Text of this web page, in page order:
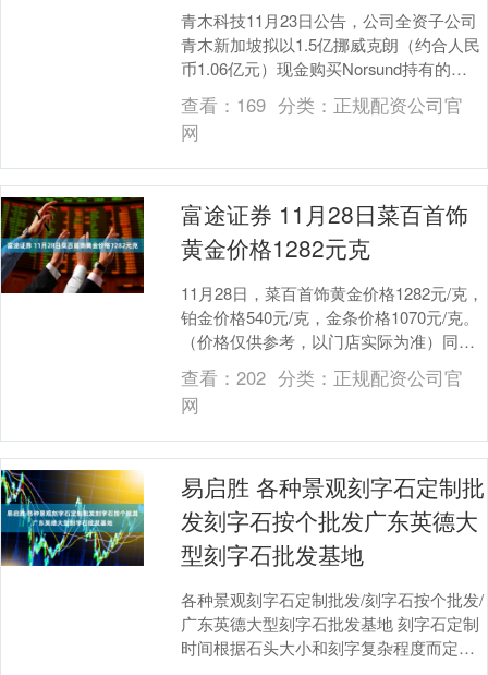
青木科技11月23日公告，公司全资子公司
青木新加坡拟以1.5亿挪威克朗（约合人民
币1.06亿元）现金购买Norsund持有的
Vitalis 49.0662%的股....
查看： 169 分类： 正规配资公司官
网
富途证券 11月28日菜百首饰
黄金价格1282元克
11月28日，菜百首饰黄金价格1282元/克，
铂金价格540元/克，金条价格1070元/克。
（价格仅供参考，以门店实际为准）同日
上海黄金交易所现货黄金AU999....
查看：202 分类： 正规配资公司官
网
易启胜 各种景观刻字石定制批
发刻字石按个批发广东英德大
型刻字石批发基地
各种景观刻字石定制批发/刻字石按个批发/
广东英德大型刻字石批发基地 刻字石定制
时间根据石头大小和刻字复杂程度而定，